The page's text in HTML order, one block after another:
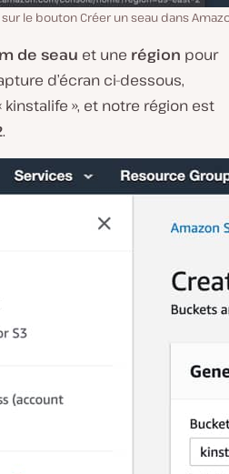
le bouton Créer un seau dans
de seau et une région pour
d’écran ci-dessous,
», et notre région est
.